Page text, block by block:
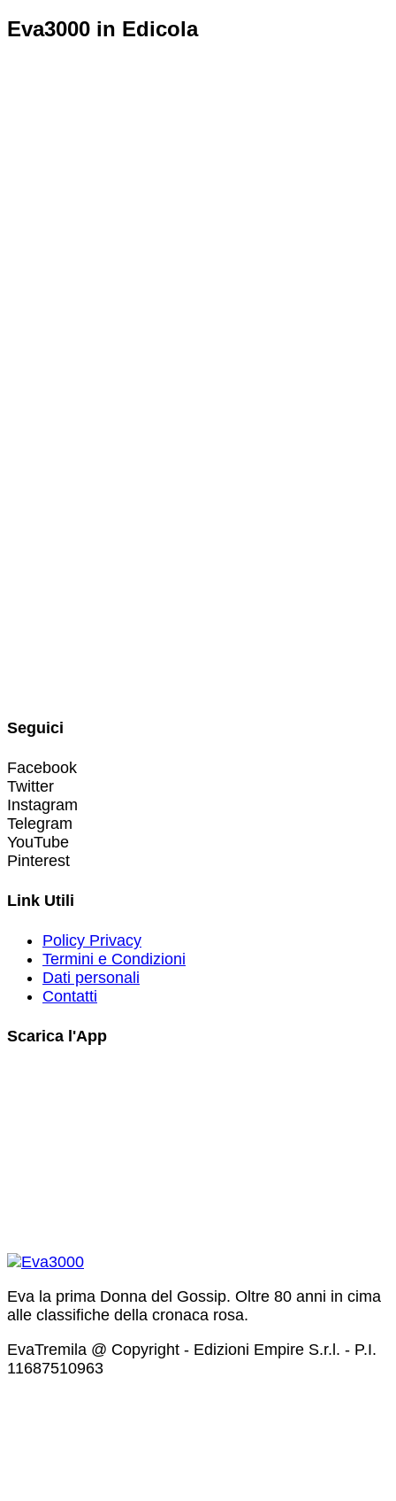
Eva3000 in Edicola
Seguici
Facebook
Twitter
Instagram
Telegram
YouTube
Pinterest
Link Utili
Policy Privacy
Termini e Condizioni
Dati personali
Contatti
Scarica l'App
Eva la prima Donna del Gossip. Oltre 80 anni in cima
alle classifiche della cronaca rosa.
EvaTremila @ Copyright - Edizioni Empire S.r.l. - P.I.
11687510963​